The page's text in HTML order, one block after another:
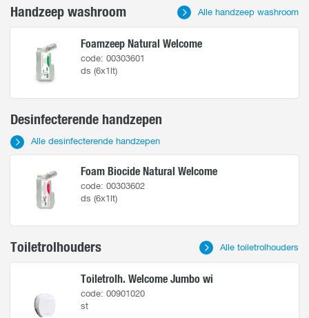
Handzeep washroom Alle handzeep washroom
Foamzeep Natural Welcome
code: 00303601
ds (6x1lt)
Desinfecterende handzepen
Alle desinfecterende handzepen
Foam Biocide Natural Welcome
code: 00303602
ds (6x1lt)
Toiletrolhouders Alle toiletrolhouders
Toiletrolh. Welcome Jumbo wi
code: 00901020
st